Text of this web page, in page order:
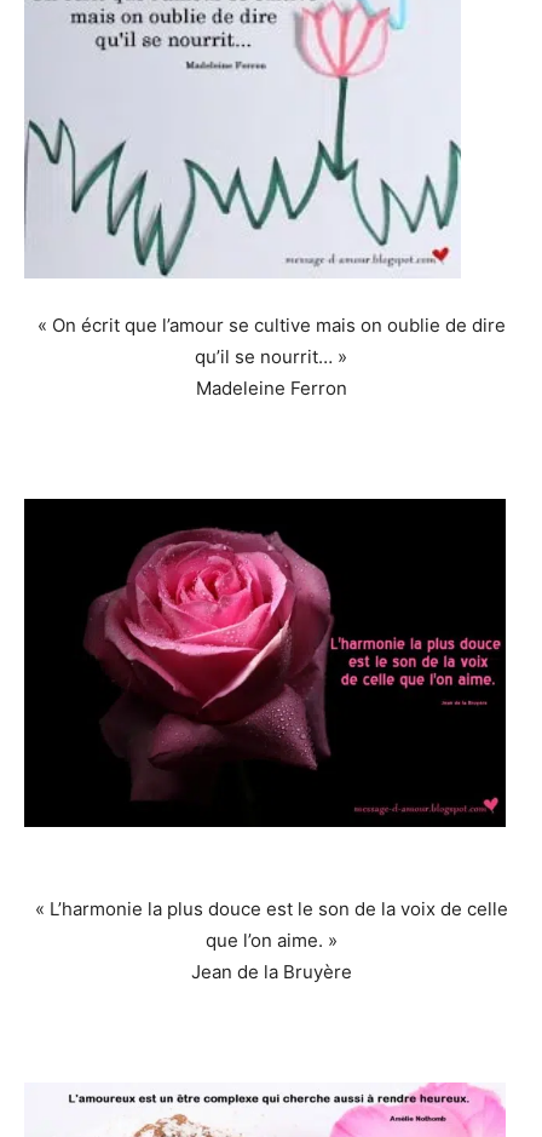
« On écrit que l’amour se cultive mais on oublie de dire
qu’il se nourrit… »
Madeleine Ferron
« L’harmonie la plus douce est le son de la voix de celle
que l’on aime. »
Jean de la Bruyère